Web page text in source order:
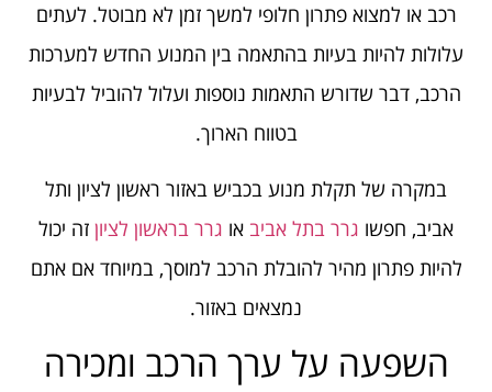
רכב או למצוא פתרון חלופי למשך זמן לא מבוטל. לעתים
עלולות להיות בעיות בהתאמה בין המנוע החדש למערכות
הרכב, דבר שדורש התאמות נוספות ועלול להוביל לבעיות
בטווח הארוך.
במקרה של תקלת מנוע בכביש באזור ראשון לציון ותל
אביב, חפשו גרר בתל אביב או גרר בראשון לציון זה יכול
להיות פתרון מהיר להובלת הרכב למוסך, במיוחד אם אתם
נמצאים באזור.
השפעה על ערך הרכב ומכירה